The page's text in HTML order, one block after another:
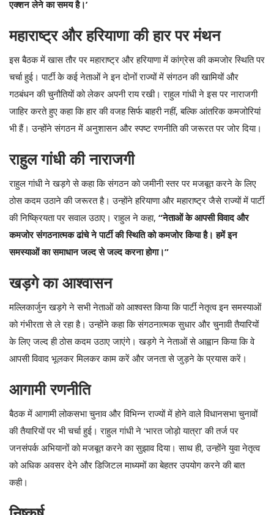
एक्शन लेने का समय है।’
महाराष्ट्र और हरियाणा की हार पर मंथन
इस बैठक में खास तौर पर महाराष्ट्र और हरियाणा में कांग्रेस की कमजोर स्थिति पर
चर्चा हुई। पार्टी के कई नेताओं ने इन दोनों राज्यों में संगठन की खामियों और
गठबंधन की चुनौतियों को लेकर अपनी राय रखी। राहुल गांधी ने इस पर नाराजगी
जाहिर करते हुए कहा कि हार की वजह सिर्फ बाहरी नहीं, बल्कि आंतरिक कमजोरियां
भी हैं। उन्होंने संगठन में अनुशासन और स्पष्ट रणनीति की जरूरत पर जोर दिया।
राहुल गांधी की नाराजगी
राहुल गांधी ने खड़गे से कहा कि संगठन को जमीनी स्तर पर मजबूत करने के लिए
ठोस कदम उठाने की जरूरत है। उन्होंने हरियाणा और महाराष्ट्र जैसे राज्यों में पार्टी
की निष्क्रियता पर सवाल उठाए। राहुल ने कहा, “नेताओं के आपसी विवाद और
कमजोर संगठनात्मक ढांचे ने पार्टी की स्थिति को कमजोर किया है। हमें इन
समस्याओं का समाधान जल्द से जल्द करना होगा।”
खड़गे का आश्वासन
मल्लिकार्जुन खड़गे ने सभी नेताओं को आश्वस्त किया कि पार्टी नेतृत्व इन समस्याओं
को गंभीरता से ले रहा है। उन्होंने कहा कि संगठनात्मक सुधार और चुनावी तैयारियों
के लिए जल्द ही ठोस कदम उठाए जाएंगे। खड़गे ने नेताओं से आह्वान किया कि वे
आपसी विवाद भूलकर मिलकर काम करें और जनता से जुड़ने के प्रयास करें।
आगामी रणनीति
बैठक में आगामी लोकसभा चुनाव और विभिन्न राज्यों में होने वाले विधानसभा चुनावों
की तैयारियों पर भी चर्चा हुई। राहुल गांधी ने ‘भारत जोड़ो यात्रा’ की तर्ज पर
जनसंपर्क अभियानों को मजबूत करने का सुझाव दिया। साथ ही, उन्होंने युवा नेतृत्व
को अधिक अवसर देने और डिजिटल माध्यमों का बेहतर उपयोग करने की बात
कही।